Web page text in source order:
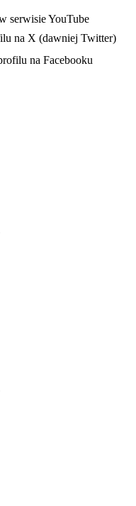
serwisie YouTube
na X (dawniej Twitter)
na Facebooku